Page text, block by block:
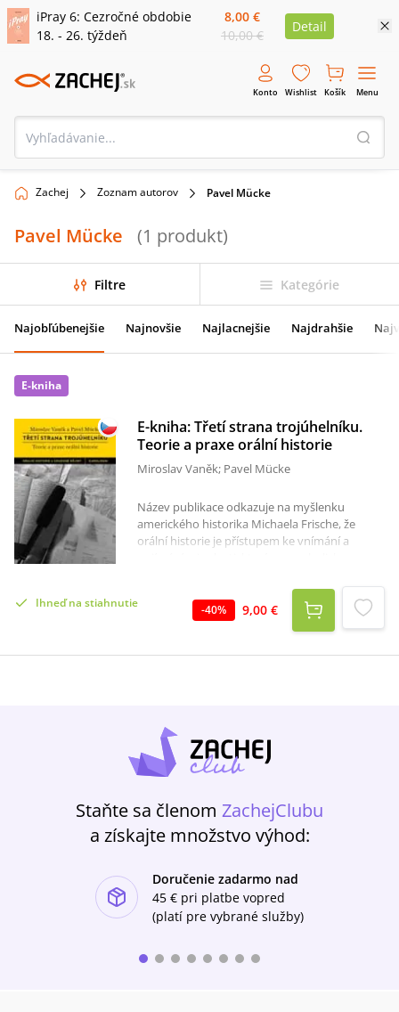
iPray 6: Cezročné obdobie
18. - 26. týždeň
8,00 €
10,00 €
Detail
Konto Wishlist Košík Menu
Zachej Zoznam autorov Pavel Mücke
Pavel Mücke (1 produkt)
Filtre Kategórie
Najobľúbenejšie Najnovšie Najlacnejšie Najdrahšie
E-kniha
E-kniha: Třetí strana trojúhelníku.
Teorie a praxe orální historie
Miroslav Vaněk; Pavel Mücke
Název publikace odkazuje na myšlenku
amerického historika Michaela Frische, že
orální historie je přístupem ke vnímání a
pamětí a „velkými“ politickými dějinami. Kniha
nejen široké badatelské obci, ale i zájemcům z
řad laické veřejnosti představuje problematiku
praktických perspektivách. Druhé a doplněné
která významně přispívá k poznání nedávné
minulosti, jejíž svědkové a pamětníci doposud
žijí. Teoreticky laděná část publikace se věnuje
terminologii orální historie, jejímu zrodu a
kontextu, dále pak problematice paměti ve
vztahu k orální historii. Praktičtěji zaměřená
část se zabývá možnostmi a úskalími realizace
přehled analytických přístupů, zamyšlení nad
interpretačními možnostmi orálněhistorických
rozhovorů a konečně jsou zde probírány také
Ihneď na stiahnutie -40% 9,00 €
Staňte sa členom ZachejClubu
a získajte množstvo výhod:
Doručenie zadarmo nad
45 € pri platbe vopred
(platí pre vybrané služby)